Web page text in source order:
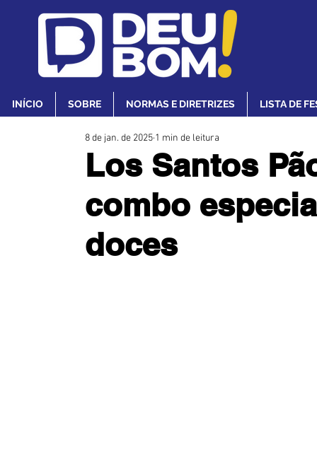
INÍCIO SOBRE NORMAS E DIRETRIZES LISTA DE
Los Santos
combo
doces
8 de jan. de 2025 1 min de leitura